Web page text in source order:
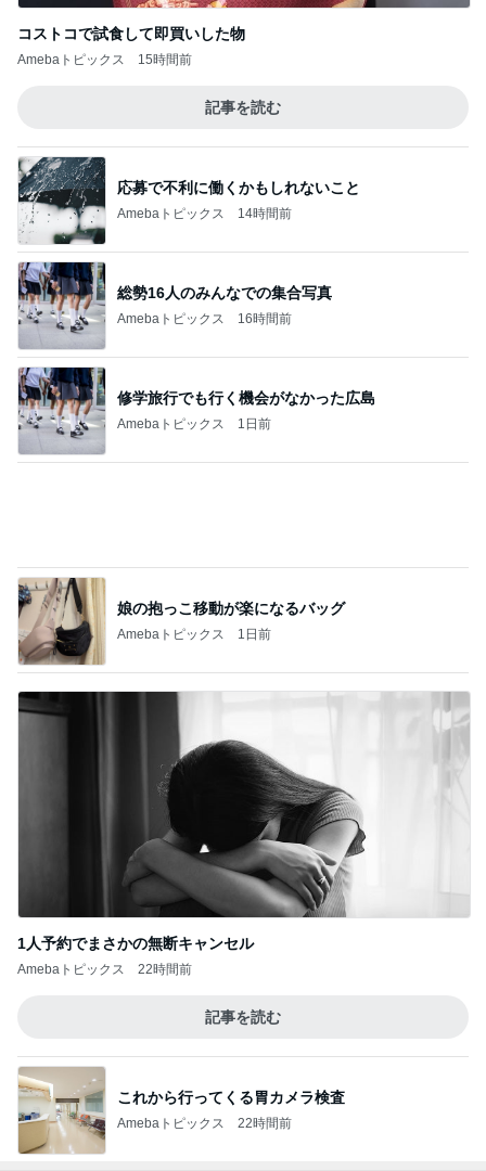
Amebaトピックス 16時間前
修学旅行でも行く機会がなかった広島
Amebaトピックス 1日前
娘の抱っこ移動が楽になるバッグ
Amebaトピックス 1日前
1人予約でまさかの無断キャンセル
22時間前
記事を読む
これから行ってくる胃カメラ検査
Amebaトピックス 22時間前
1
スコットランドひきこもり日記